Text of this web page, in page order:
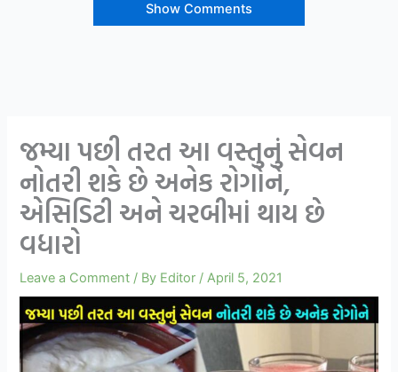
Show Comments
જમ્યા પછી તરત આ વસ્તુનું સેવન
નોતરી શકે છે અનેક રોગોને,
એસિડિટી અને ચરબીમાં થાય છે
વધારો
Leave a Comment / By Editor /April 5, 2021